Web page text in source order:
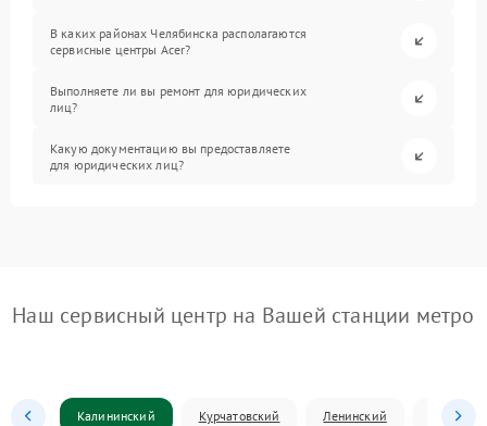
В каких районах Челябинска располагаются
сервисные центры Acer?
Выполняете ли вы ремонт для юридических
лиц?
Какую документацию вы предоставляете
для юридических лиц?
Наш сервисный центр на Вашей станции метро
Калининский Курчатовский Ленинский